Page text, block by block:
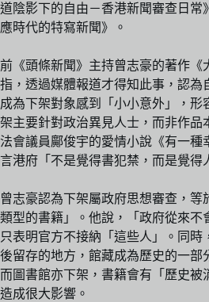
道陰影下的自由－香港新聞審查日常
應時代的特寫新聞》。
前《頭條新聞》主持曾志豪的著作《
指，透過媒體報道才得知此事，認為
成為下架對象感到「小小意外」，形
架主要針對政治異見人士，而非作品
法會議員鄺俊宇的愛情小說《有一種
言港府「不是覺得書犯禁，而是覺得
曾志豪認為下架屬政府思想審查，
類型的書籍」。他說，「政府從來不
只表明官方不接納「這些人」。同時
後留存的地方，館藏成為歷史的一部
而圖書館亦下架，書籍會有「歷史被
造成很大影響。